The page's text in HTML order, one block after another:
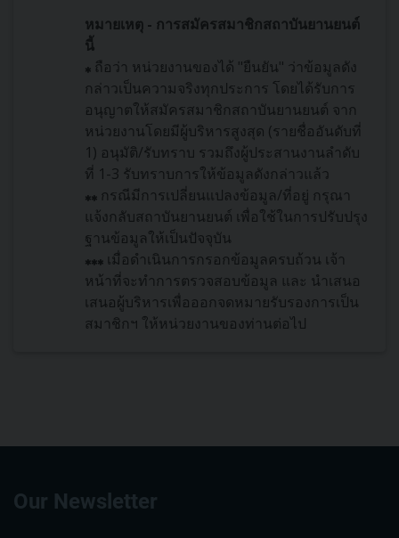
หมายเหตุ - การสมัครสมาชิกสถาบันยานยนต์
นี้
ถือว่า หน่วยงานของได้ "ยืนยัน" ว่าข้อมูลดัง
กล่าวเป็นความจริงทุกประการ โดยได้รับการ
อนุญาตให้สมัครสมาชิกสถาบันยานยนต์ จาก
หน่วยงานโดยมีผู้บริหารสูงสุด (รายชื่ออันดับที่
1) อนุมัติ/รับทราบ รวมถึงผู้ประสานงานลำดับ
ที่ 1-3 รับทราบการให้ข้อมูลดังกล่าวแล้ว
กรณีมีการเปลี่ยนแปลงข้อมูล/ที่อยู่ กรุณา
แจ้งกลับสถาบันยานยนต์ เพื่อใช้ในการปรับปรุง
ฐานข้อมูลให้เป็นปัจจุบัน
เมื่อดำเนินการกรอกข้อมูลครบถ้วน เจ้า
หน้าที่จะทำการตรวจสอบข้อมูล และ นำเสนอ
เสนอผู้บริหารเพื่อออกจดหมายรับรองการเป็น
สมาชิกฯ ให้หน่วยงานของท่านต่อไป
Our Newsletter